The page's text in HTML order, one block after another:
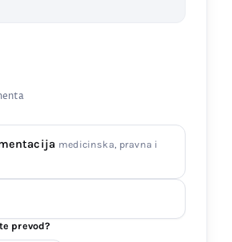
medicinska, pravna i
prevod?